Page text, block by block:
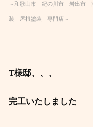
～和歌山市 紀の川市 岩出
装 屋根塗装 専門店～
T様邸、、、
完工いたしました